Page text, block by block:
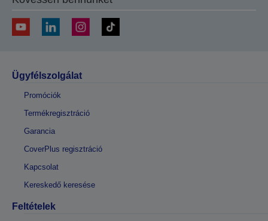
Ügyfélszolgálat
Promóciók
Termékregisztráció
Garancia
CoverPlus regisztráció
Kapcsolat
Kereskedő keresése
Feltételek